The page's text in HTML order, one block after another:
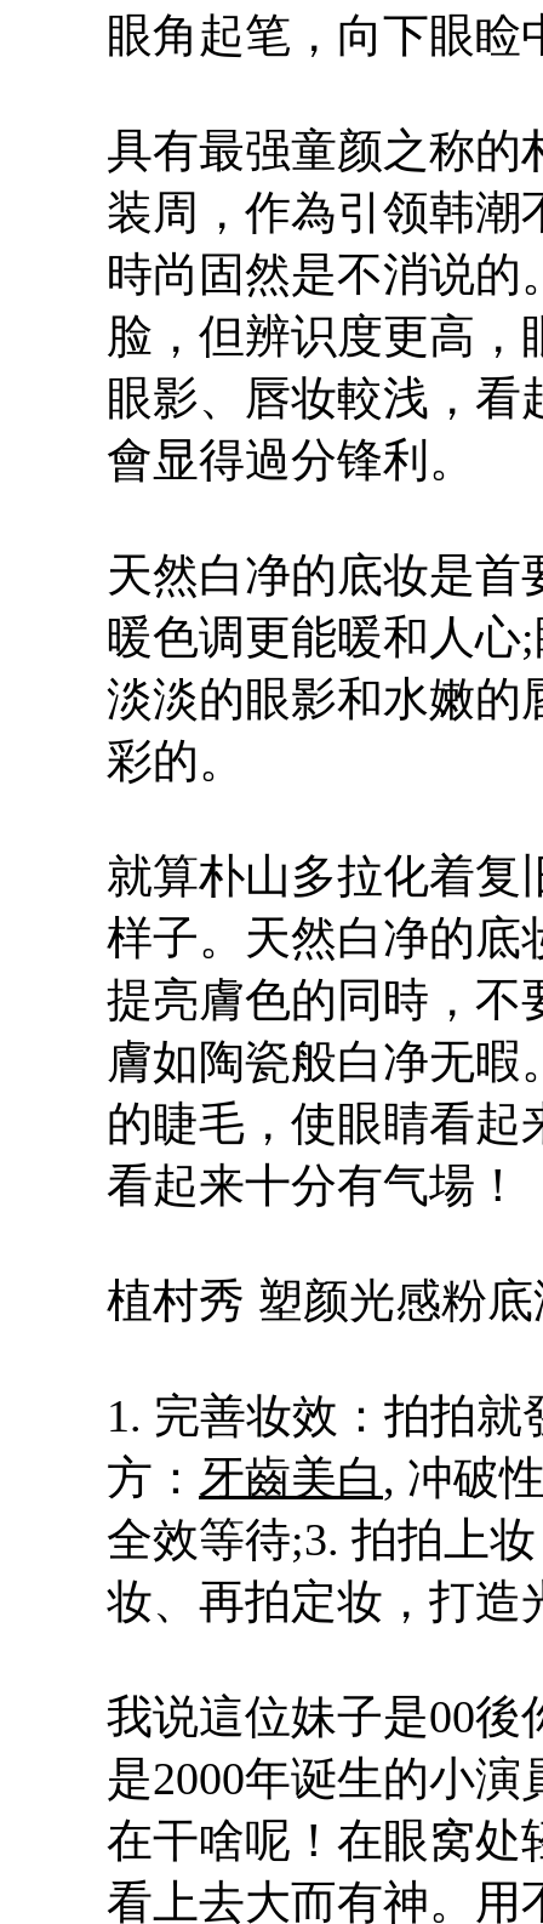
眼角起笔，向下眼
具有最强童颜之称的
装周，作為引领韩潮
時尚固然是不消说的
脸，但辨识度更高
眼影、唇妆較浅，
會显得過分锋利。
天然白净的底妆是首
暖色调更能暖和人心
淡淡的眼影和水嫩的
彩的。
就算朴山多拉化着复
样子。天然白净的底
提亮膚色的同時，不
膚如陶瓷般白净无
的睫毛，使眼睛看起
看起来十分有气場！
植村秀 塑颜光感粉
1. 完善妆效：拍拍
方： 牙齒美白, 冲破
全效等待;3. 拍拍上
妆、再拍定妆，打造
我说這位妹子是00
是2000年诞生的小
在干啥呢！在眼窝处
看上去大而有神。用